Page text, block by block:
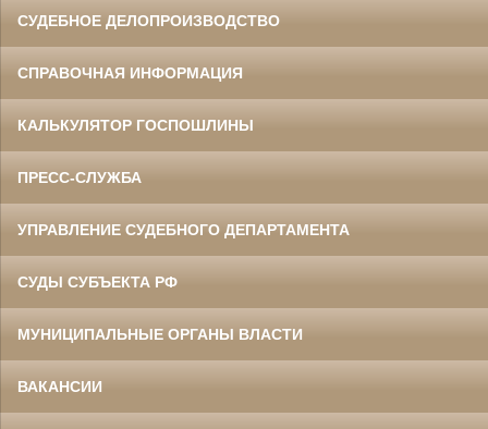
СУДЕБНОЕ ДЕЛОПРОИЗВОДСТВО
СПРАВОЧНАЯ ИНФОРМАЦИЯ
КАЛЬКУЛЯТОР ГОСПОШЛИНЫ
ПРЕСС-СЛУЖБА
УПРАВЛЕНИЕ СУДЕБНОГО ДЕПАРТАМЕНТА
СУДЫ СУБЪЕКТА РФ
МУНИЦИПАЛЬНЫЕ ОРГАНЫ ВЛАСТИ
ВАКАНСИИ